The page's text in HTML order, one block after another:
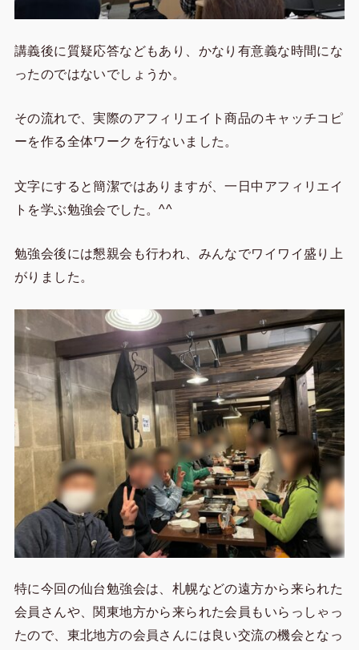
講義後に質疑応答などもあり、かなり有意義な時間にな
ったのではないでしょうか。
その流れで、実際のアフィリエイト商品のキャッチコピ
ーを作る全体ワークを行ないました。
文字にすると簡潔ではありますが、一日中アフィリエイ
トを学ぶ勉強会でした。^^
勉強会後には懇親会も行われ、みんなでワイワイ盛り上
がりました。
特に今回の仙台勉強会は、札幌などの遠方から来られた
会員さんや、関東地方から来られた会員もいらっしゃっ
たので、東北地方の会員さんには良い交流の機会となっ